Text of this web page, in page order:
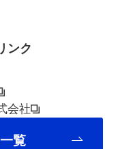
ンク
会社
覧